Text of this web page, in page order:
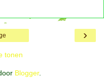
›
tonen
Blogger.